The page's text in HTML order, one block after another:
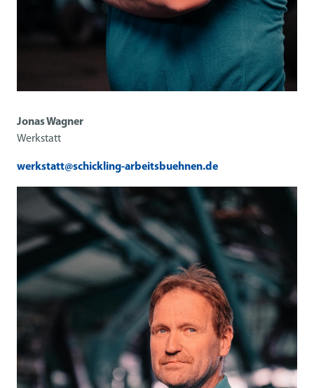
Jonas Wagner
Werkstatt
werkstatt@schickling-arbeitsbuehnen.de